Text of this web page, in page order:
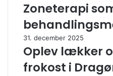
Zoneterapi
31. december 2025
Oplev lækker
frokost i